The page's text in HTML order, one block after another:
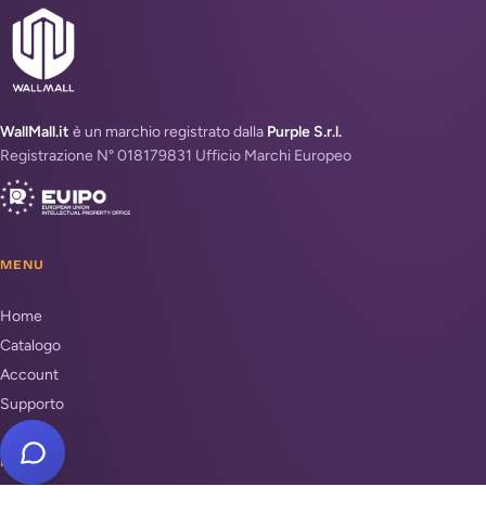
WallMall.it è un marchio registrato dalla Purple S.r.l.
Registrazione N° 018179831 Ufficio Marchi Europeo
MENU
Home
Catalogo
Account
Supporto
INFO